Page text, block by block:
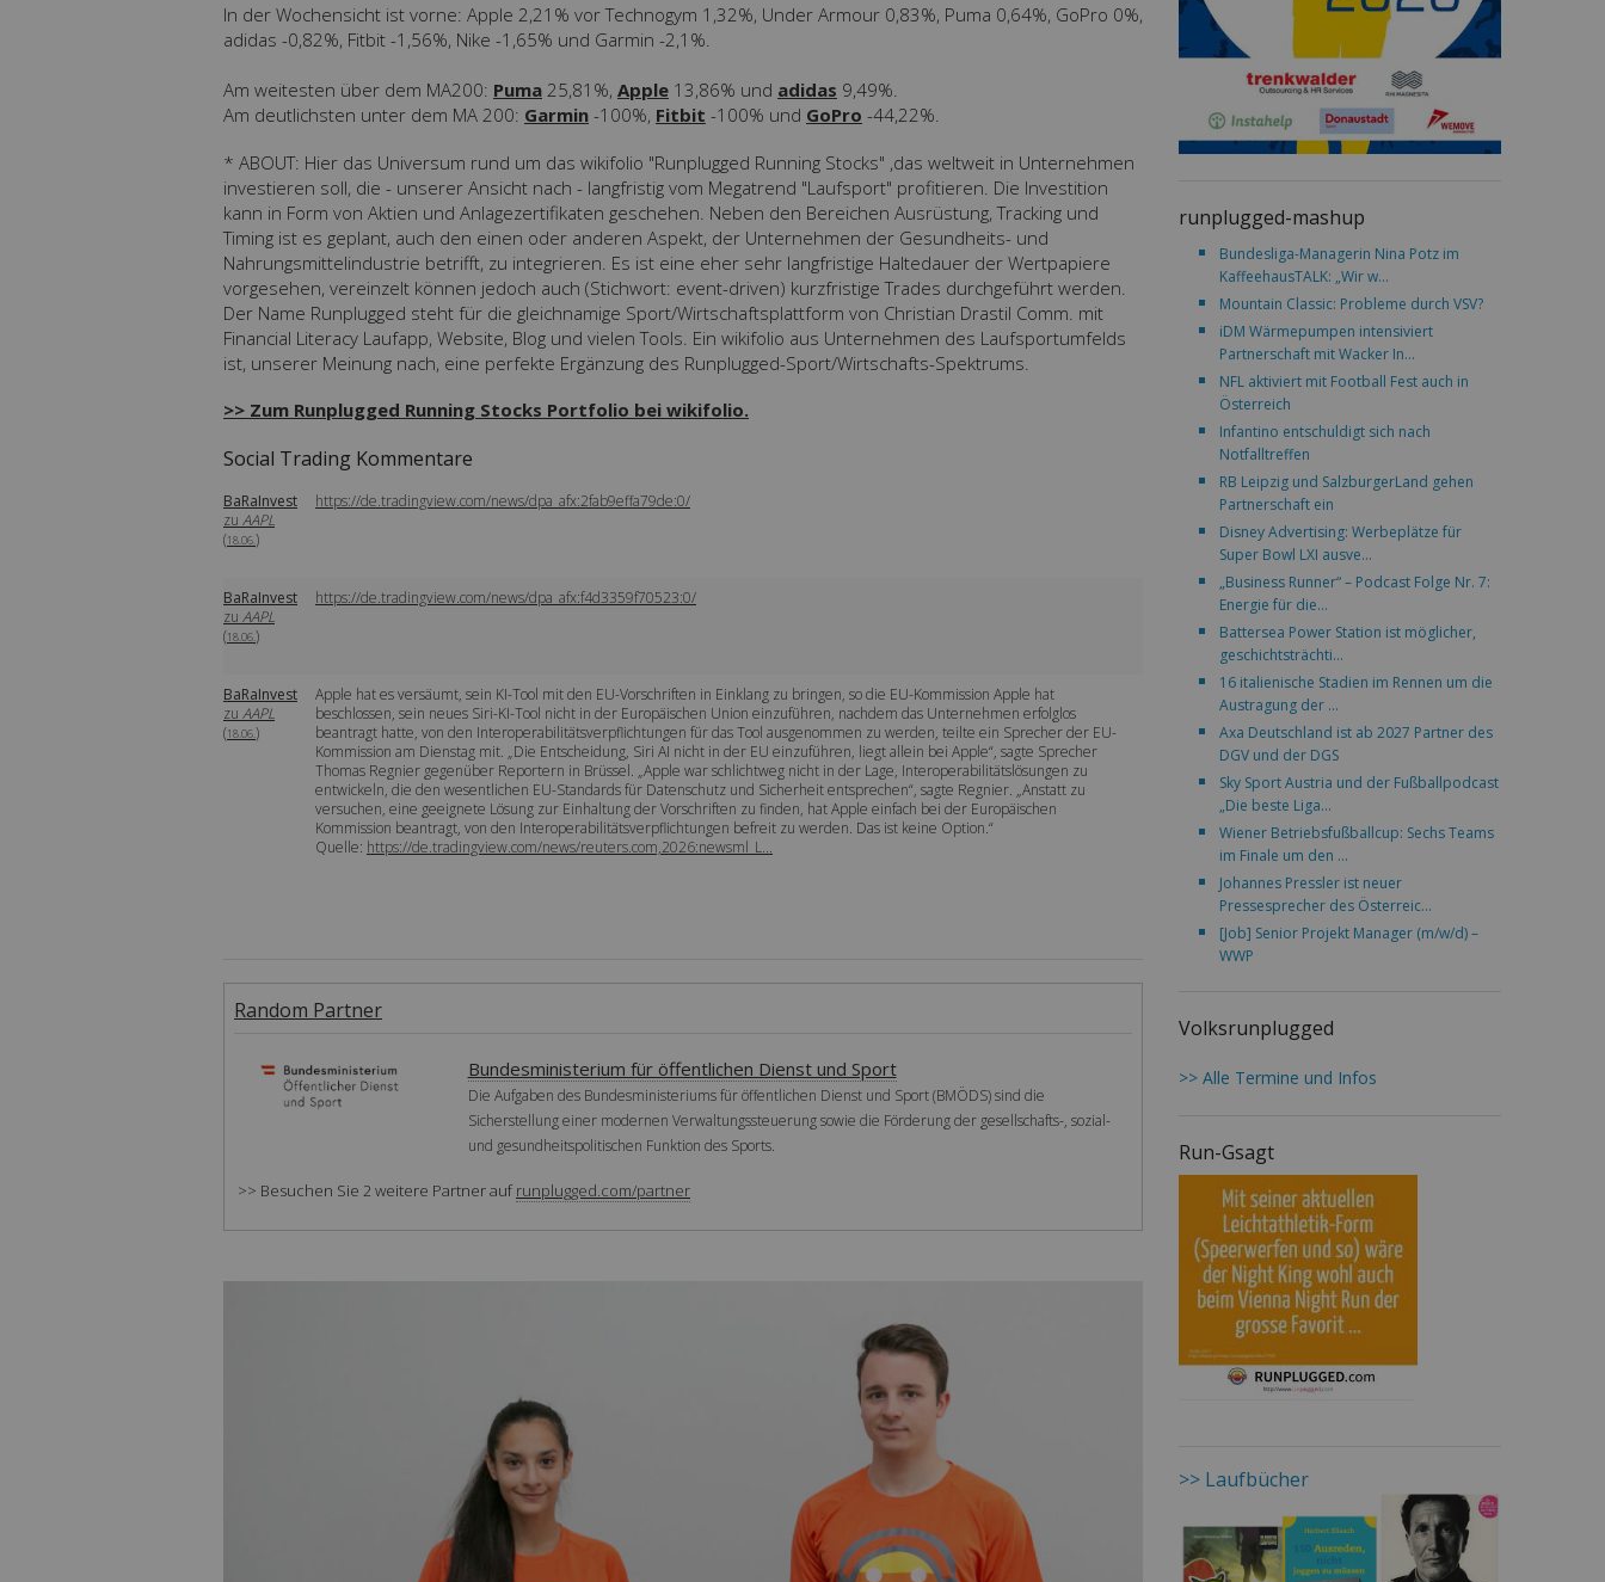
In der Wochensicht ist vorne: Apple 2,21% vor Technogym 1,32%, Under Armour 0,83%, Puma 0,64%, GoPro 0%,
adidas -0,82%, Fitbit -1,56%, Nike -1,65% und Garmin -2,1%.
Am weitesten über dem MA200: Puma 25,81%, Apple 13,86% und adidas 9,49%.
Am deutlichsten unter dem MA 200: Garmin -100%, Fitbit -100% und GoPro -44,22%.
* ABOUT: Hier das Universum rund um das wikifolio "Runplugged Running Stocks" ,das weltweit in Unternehmen
investieren soll, die - unserer Ansicht nach - langfristig vom Megatrend "Laufsport" profitieren. Die Investition
kann in Form von Aktien und Anlagezertifikaten geschehen. Neben den Bereichen Ausrüstung, Tracking und
Timing ist es geplant, auch den einen oder anderen Aspekt, der Unternehmen der Gesundheits- und
Nahrungsmittelindustrie betrifft, zu integrieren. Es ist eine eher sehr langfristige Haltedauer der Wertpapiere
vorgesehen, vereinzelt können jedoch auch (Stichwort: event-driven) kurzfristige Trades durchgeführt werden.
Der Name Runplugged steht für die gleichnamige Sport/Wirtschaftsplattform von Christian Drastil Comm. mit
Financial Literacy Laufapp, Website, Blog und vielen Tools. Ein wikifolio aus Unternehmen des Laufsportumfelds
ist, unserer Meinung nach, eine perfekte Ergänzung des Runplugged-Sport/Wirtschafts-Spektrums.
>> Zum Runplugged Running Stocks Portfolio bei wikifolio.
Social Trading Kommentare
BaRaInvest
zu AAPL
(18.06.)
https://de.tradingview.com/news/dpa_afx:2fab9effa79de:0/
BaRaInvest
zu AAPL
(18.06.)
https://de.tradingview.com/news/dpa_afx:f4d3359f70523:0/
BaRaInvest
zu AAPL
(18.06.)
Apple hat es versäumt, sein KI-Tool mit den EU-Vorschriften in Einklang zu bringen, so die EU-Kommission Apple hat
beschlossen, sein neues Siri-KI-Tool nicht in der Europäischen Union einzuführen, nachdem das Unternehmen erfolglos
beantragt hatte, von den Interoperabilitätsverpflichtungen für das Tool ausgenommen zu werden, teilte ein Sprecher der EU-
Kommission am Dienstag mit. „Die Entscheidung, Siri AI nicht in der EU einzuführen, liegt allein bei Apple“, sagte Sprecher
Thomas Regnier gegenüber Reportern in Brüssel. „Apple war schlichtweg nicht in der Lage, Interoperabilitätslösungen zu
entwickeln, die den wesentlichen EU-Standards für Datenschutz und Sicherheit entsprechen“, sagte Regnier. „Anstatt zu
versuchen, eine geeignete Lösung zur Einhaltung der Vorschriften zu finden, hat Apple einfach bei der Europäischen
Kommission beantragt, von den Interoperabilitätsverpflichtungen befreit zu werden. Das ist keine Option.“
Quelle: https://de.tradingview.com/news/reuters.com,2026:newsml_L...
Random Partner
Bundesministerium für öffentlichen Dienst und Sport
Die Aufgaben des Bundesministeriums für öffentlichen Dienst und Sport (BMÖDS) sind die
Sicherstellung einer modernen Verwaltungssteuerung sowie die Förderung der gesellschafts-, sozial-
und gesundheitspolitischen Funktion des Sports.
>> Besuchen Sie 2 weitere Partner aufrunplugged.com/partner
runplugged-mashup
Bundesliga-Managerin Nina Potz im
KaffeehausTALK: „Wir w...
Mountain Classic: Probleme durch VSV?
iDM Wärmepumpen intensiviert
Partnerschaft mit Wacker In...
NFL aktiviert mit Football Fest auch in
Österreich
Infantino entschuldigt sich nach
Notfalltreffen
RB Leipzig und SalzburgerLand gehen
Partnerschaft ein
Disney Advertising: Werbeplätze für
Super Bowl LXI ausve...
„Business Runner“ – Podcast Folge Nr. 7:
Energie für die...
Battersea Power Station ist möglicher,
geschichtsträchti...
16 italienische Stadien im Rennen um die
Austragung der ...
Axa Deutschland ist ab 2027 Partner des
DGV und der DGS
Sky Sport Austria und der Fußballpodcast
„Die beste Liga...
Wiener Betriebsfußballcup: Sechs Teams
im Finale um den ...
Johannes Pressler ist neuer
Pressesprecher des Österreic...
[Job] Senior Projekt Manager (m/w/d) –
WWP
Volksrunplugged
>> Alle Termine und Infos
Run-Gsagt
>> Laufbücher